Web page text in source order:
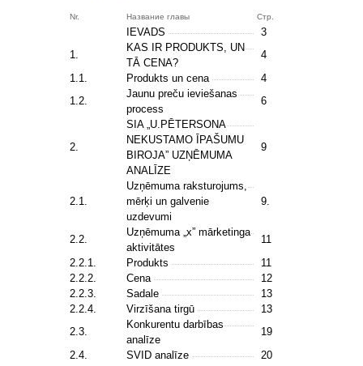
Nr. Название главы Стр.
IEVADS
3
1.
KAS IR PRODUKTS, UN
TĀ CENA?
4
1.1.
Produkts un cena
4
1.2.
Jaunu preču ieviešanas
process
6
2.
SIA „U.PĒTERSONA
NEKUSTAMO ĪPAŠUMU
BIROJA” UZŅĒMUMA
ANALĪZE
9
2.1.
Uzņēmuma raksturojums,
mērķi un galvenie
uzdevumi
9.
2.2.
Uzņēmuma „x” mārketinga
aktivitātes
11
2.2.1.
Produkts
11
2.2.2.
Cena
12
2.2.3.
Sadale
13
2.2.4.
Virzīšana tirgū
13
2.3.
Konkurentu darbības
analīze
19
2.4.
SVID analīze
20